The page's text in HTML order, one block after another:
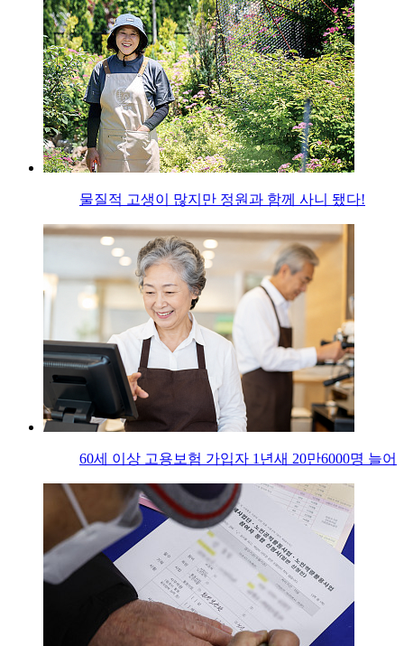
물질적 고생이 많지만 정원과 함께 사니 됐다!
60세 이상 고용보험 가입자 1년새 20만6000명 늘어